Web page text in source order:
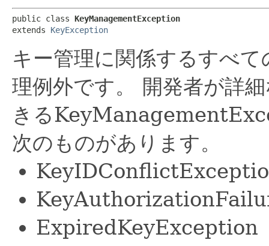
public class KeyManagementException
extends KeyException
キー管理に関係するすべ
理例外です。
開発者が詳
きる
次のものがあります。
ExpiredKeyException